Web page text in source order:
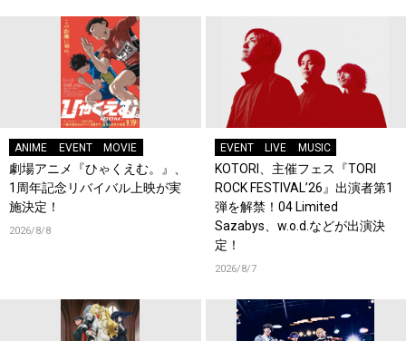
ANIME EVENT MOVIE
劇場アニメ『ひゃくえむ。』、
1周年記念リバイバル上映が実
施決定！
2026/8/8
EVENT LIVE MUSIC
KOTORI、主催フェス『TORI
ROCK FESTIVAL’26』出演者第1
弾を解禁！04 Limited
Sazabys、w.o.d.などが出演決
定！
2026/8/7